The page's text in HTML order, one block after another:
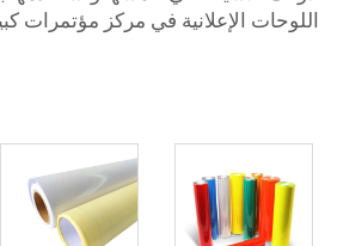
اللوحات الإعلانية في مركز مؤتمرات